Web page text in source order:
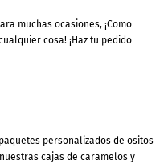
muchas ocasiones, ¡Como
cosa! ¡Haz tu pedido
personalizados de ositos
cajas de caramelos y